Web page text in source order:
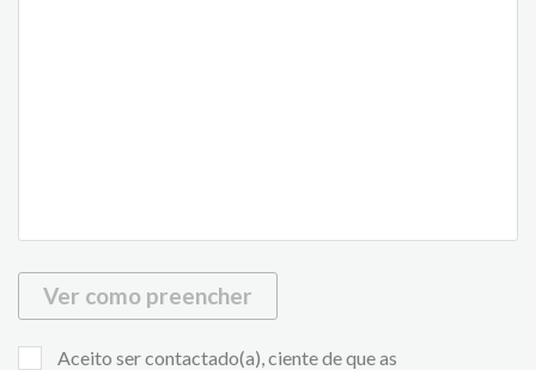
Ver como preencher
Aceito ser contactado(a), ciente de que as